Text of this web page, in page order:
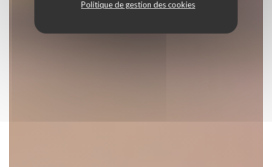
Politique de gestion des cookies